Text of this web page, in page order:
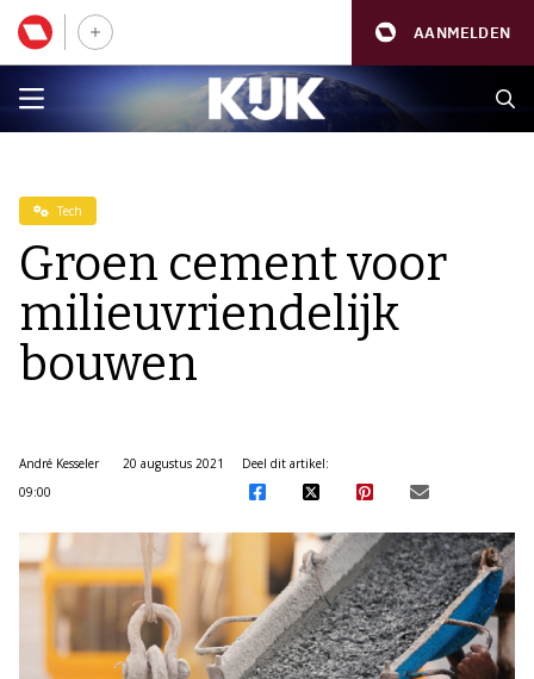
AANMELDEN
Tech
Groen cement voor
milieuvriendelijk
bouwen
André Kesseler
20 augustus 2021
09:00
Deel dit artikel: